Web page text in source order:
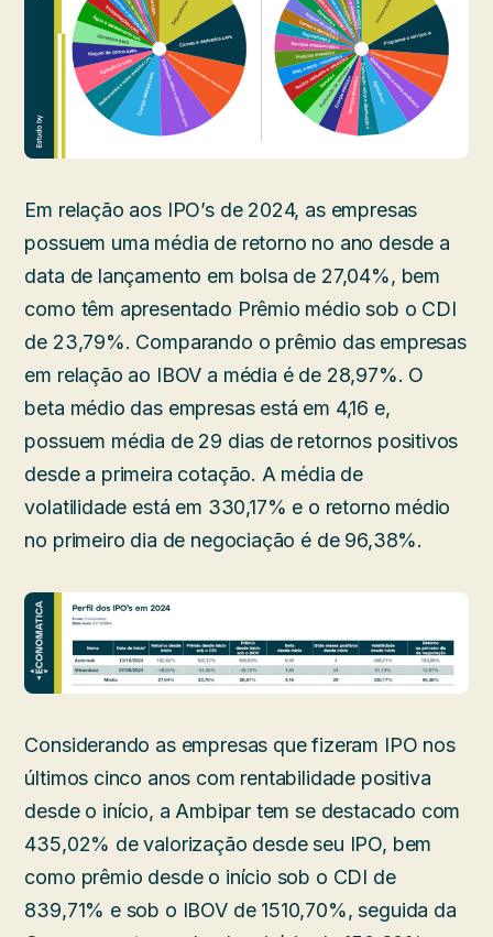
Em relação aos IPO’s de 2024, as empresas
possuem uma média de retorno no ano desde a
data de lançamento em bolsa de 27,04%, bem
como têm apresentado Prêmio médio sob o CDI
de 23,79%. Comparando o prêmio das empresas
em relação ao IBOV a média é de 28,97%. O
beta médio das empresas está em 4,16 e,
possuem média de 29 dias de retornos positivos
desde a primeira cotação. A média de
volatilidade está em 330,17% e o retorno médio
no primeiro dia de negociação é de 96,38%.
Considerando as empresas que fizeram IPO nos
últimos cinco anos com rentabilidade positiva
desde o início, a Ambipar tem se destacado com
435,02% de valorização desde seu IPO, bem
como prêmio desde o início sob o CDI de
839,71% e sob o IBOV de 1510,70%, seguida da